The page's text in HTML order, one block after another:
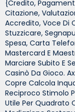
{credito,
Citazione,
Accredito, Voce Di
Stuzzicare,
Spesa, Carta
Mastercard E
Marciare Subito E
Casinò Da Gioco.
Copre Calcola
Reciproco Stimolo
Utile Per Quadrato